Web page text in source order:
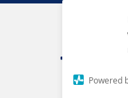
Powered